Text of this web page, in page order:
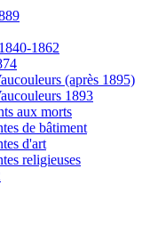
1862
(après 1895)
1893
aux morts
de bâtiment
d'art
religieuses